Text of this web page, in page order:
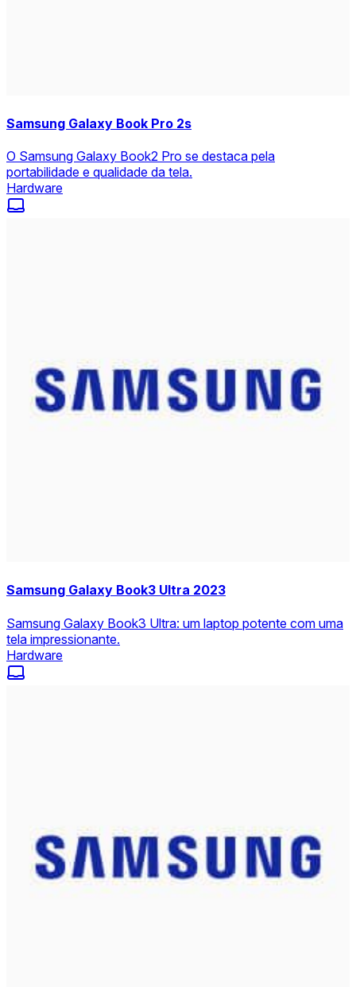
Samsung Galaxy Book Pro 2s
O Samsung Galaxy Book2 Pro se destaca pela
portabilidade e qualidade da tela.
Hardware
Samsung Galaxy Book3 Ultra 2023
Samsung Galaxy Book3 Ultra: um laptop potente com uma
tela impressionante.
Hardware